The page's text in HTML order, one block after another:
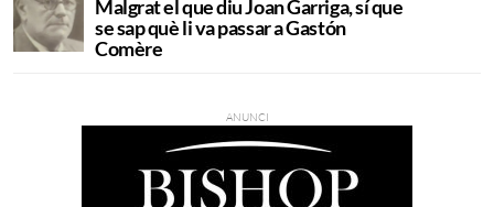
Malgrat el que diu Joan Garriga, sí que
se sap què li va passar a Gastón
Comère